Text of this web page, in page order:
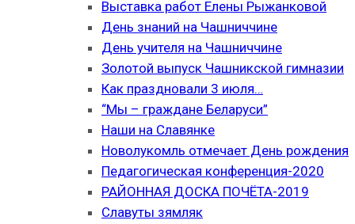
Выставка работ Елены Рыжанковой
День знаний на Чашниччине
День учителя на Чашниччине
Золотой выпуск Чашникской гимназии
Как праздновали 3 июля…
“Мы – граждане Беларуси”
Наши на Славянке
Новолукомль отмечает День рождения
Педагогическая конференция-2020
РАЙОННАЯ ДОСКА ПОЧЁТА-2019
Славуты зямляк